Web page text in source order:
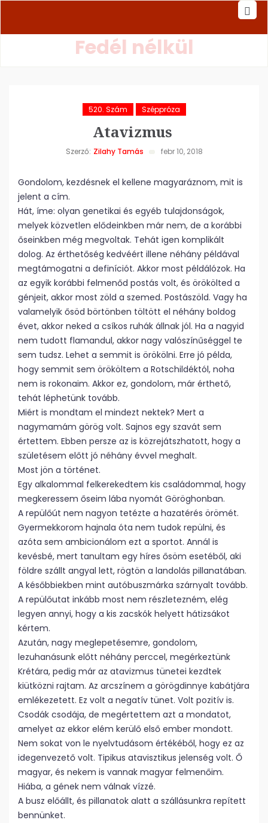
Fedél nélkül
520. Szám Széppróza
Atavizmus
Szerző: Zilahy Tamás febr 10, 2018
Gondolom, kezdésnek el kellene magyaráznom, mit is
jelent a cím.
Hát, íme: olyan genetikai és egyéb tulajdonságok,
melyek közvetlen elődeinkben már nem, de a korábbi
őseinkben még megvoltak. Tehát igen komplikált
dolog. Az érthetőség kedvéért illene néhány példával
megtámogatni a definíciót. Akkor most példálózok. Ha
az egyik korábbi felmenőd postás volt, és örökölted a
génjeit, akkor most zöld a szemed. Postászöld. Vagy ha
valamelyik ősöd börtönben töltött el néhány boldog
évet, akkor neked a csíkos ruhák állnak jól. Ha a nagyid
nem tudott flamandul, akkor nagy valószínűséggel te
sem tudsz. Lehet a semmit is örökölni. Erre jó példa,
hogy semmit sem örököltem a Rotschildéktól, noha
nem is rokonaim. Akkor ez, gondolom, már érthető,
tehát léphetünk tovább.
Miért is mondtam el mindezt nektek? Mert a
nagymamám görög volt. Sajnos egy szavát sem
értettem. Ebben persze az is közrejátszhatott, hogy a
születésem előtt jó néhány évvel meghalt.
Most jön a történet.
Egy alkalommal felkerekedtem kis családommal, hogy
megkeressem őseim lába nyomát Göröghonban.
A repülőút nem nagyon tetézte a hazatérés örömét.
Gyermekkorom hajnala óta nem tudok repülni, és
azóta sem ambicionálom ezt a sportot. Annál is
kevésbé, mert tanultam egy híres ősöm esetéből, aki
földre szállt angyal lett, rögtön a landolás pillanatában.
A későbbiekben mint autóbuszmárka szárnyalt tovább.
A repülőutat inkább most nem részletezném, elég
legyen annyi, hogy a kis zacskók helyett hátizsákot
kértem.
Azután, nagy meglepetésemre, gondolom,
lezuhanásunk előtt néhány perccel, megérkeztünk
Krétára, pedig már az atavizmus tünetei kezdtek
kiütközni rajtam. Az arcszínem a görögdinnye kabátjára
emlékezetett. Ez volt a negatív tünet. Volt pozitív is.
Csodák csodája, de megértettem azt a mondatot,
amelyet az ekkor elém kerülő első ember mondott.
Nem sokat von le nyelvtudásom értékéből, hogy ez az
idegenvezető volt. Tipikus atavisztikus jelenség volt. Ő
magyar, és nekem is vannak magyar felmenőim.
Hiába, a gének nem válnak vízzé.
A busz előállt, és pillanatok alatt a szállásunkra repített
bennünket.